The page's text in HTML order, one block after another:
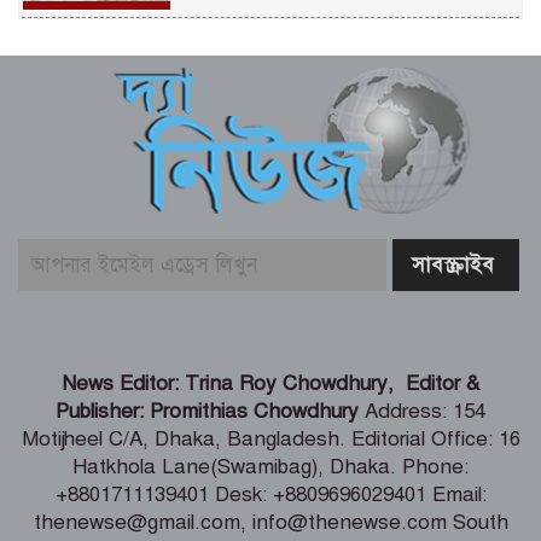
বেনাপোলে বিএনপির আনন্দ র‌্যালি ও
ডাসারে পানিতে ডুবে বৃদ্ধের মৃত্যু
গণঅভ্যুত্থানের দুই বছর পুর্তি উপলক্ষে
ঝিনাইদহে ১১ দলীয় ঐক্য জোটের
শ্যামনগরে ফাইটার ক্যারাতে ক্লাবের বেল্ট
প্রদান অনুষ্ঠান
নিউটনের আপেলের মতো গণ-অভ্যুত্থান
অটোমেটিক পড়েনি – স্বরাষ্ট্রমন্ত্রী
News Editor: Trina Roy Chowdhury, Editor &
Publisher: Promithias Chowdhury Address: 154
Motijheel C/A, Dhaka, Bangladesh. Editorial Office: 16
Hatkhola Lane(Swamibag), Dhaka. Phone:
+8801711139401 Desk: +8809696029401 Email:
thenewse@gmail.com, info@thenewse.com South